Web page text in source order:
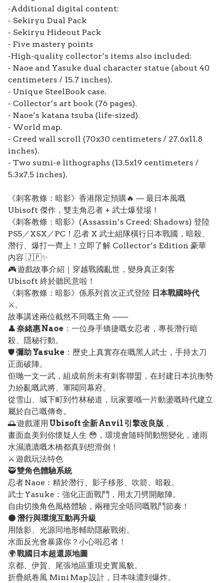
-Additional digital content:
- Sekiryu Dual Pack
- Sekiryu Hideout Pack
- Five mastery points
-High-quality collector’s items also included:
- Naoe and Yasuke dual character statue (about 40
centimeters / 15.7 inches).
- Unique SteelBook case.
- Collector’s art book (76 pages).
- Naoe’s katana tsuba (life-sized).
- World map.
- Creed wall scroll (70x30 centimeters / 27.6x11.8
inches).
- Two sumi-e lithographs (13.5x19 centimeters /
5.3x7.5 inches).
《刺客教條：暗影》香港限定預購🔥 — 最日本風嘅
Ubisoft 傑作，雙主角忍者 + 武士爆登場！
《刺客教條：暗影》(Assassin’s Creed: Shadows) 登陸
PS5／XSX／PC！忍者 X 武士組隊橫行日本戰國，暗殺、
潛行、爆打一齊上！立即了解 Collector’s Edition 豪華
內容 🇯🇵✨
🎮 遊戲故事介紹｜穿越戰國亂世，變身真正刺客
Ubisoft 終於聽民意啦！
《刺客教條：暗影》係系列首次正式登陸 日本戰國時代
⚔️。
故事講述兩位截然不同嘅主角 ——
👤 奈緒惠 Naoe ：一位身手矯捷嘅女忍者，專長潛行暗
殺、隱秘行動。
🛡️彌助 Yasuke ：歷史上真實存在嘅黑人武士，手持太刀
正面破陣。
佢哋一文一武，組成前所未有刺客聯盟，在封建日本抗衡勢
力紛亂嘅武將、軍閥同幕府。
從雪山、城下町到竹林秘道，玩家要喺一片動盪嘅時代建立
屬於自己嘅傳奇。
🌅 遊戲運用 Ubisoft 全新 Anvil 引擎改良版 ，
畫面血美到你懷疑人生 😳，環境會隨時間動態變化，連雨
水濕漉漉嘅木橋都真到想滑倒！
⚔️ 遊戲玩法特色
🥷雙角色體驗系統
忍者 Naoe：精於潛行、影子移形、吹箭、暗殺。
武士 Yasuke：強化正面戰鬥，用太刀劈開敵陣。
自由切換角色風格體驗，兩種完全唔同嘅戰鬥節奏！
🌑潛行與環境互動再升級
用陰影、光源同地形輔助隱蔽戰術。
水面反光會暴露你？小心啦忍者！
🌍戰國日本超還原地圖
京都、伊賀、尾張地區重現史實風貌。
折疊紙卷風 Mini Map 設計，日本味濃到爆炸。